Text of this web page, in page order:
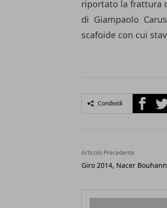
riportato la frattura
di Giampaolo
scafoide con cui
Condividi Facebook
Articolo Precedente
Giro 2014, Nacer